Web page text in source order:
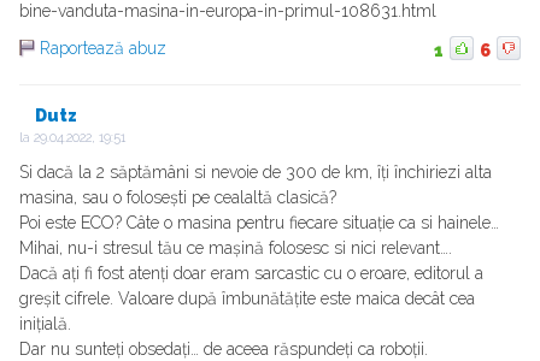
bine-vanduta-masina-in-europa-in-primul-108631.html
Raportează abuz
1 6
Dutz
la 29.04.2022, 19:51
Si dacă la 2 săptămâni si nevoie de 300 de km, îți închiriezi alta
masina, sau o folosești pe cealaltă clasică?
Poi este ECO? Câte o masina pentru fiecare situație ca si hainele…
Mihai, nu-i stresul tău ce mașină folosesc si nici relevant….
Dacă ați fi fost atenți doar eram sarcastic cu o eroare, editorul a
greșit cifrele. Valoare după îmbunătățite este maica decât cea
inițială.
Dar nu sunteți obsedați… de aceea răspundeți ca roboții.